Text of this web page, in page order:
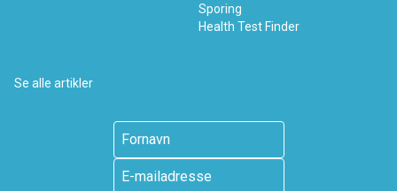
Sporing
Health Test Finder
Se alle artikler